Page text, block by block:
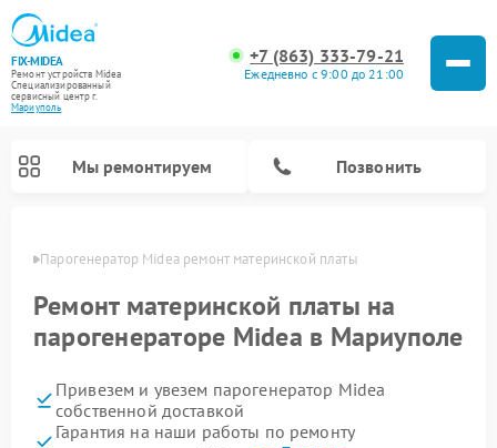
FIX-MIDEA
Ремонт устройств Midea
Специализированный
cервисный центр г.
Мариуполь
+7 (863) 333-79-21
Ежедневно с 9:00 до 21:00
Мы ремонтируем Позвонить
Парогенератор Midea ремонт материнской платы
Ремонт материнской платы на
парогенераторе Midea в Мариуполе
Привезем и увезем парогенератор Midea
собственной доставкой
Гарантия на наши работы по ремонту